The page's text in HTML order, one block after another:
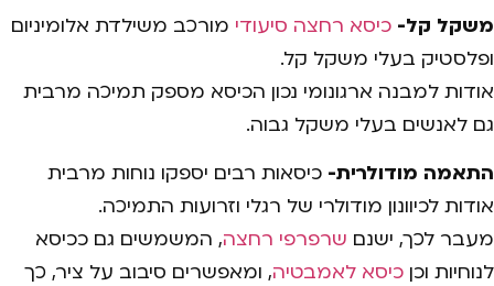
משקל קל- כיסא רחצה סיעודי מורכב משילדת אלומיניום
ופלסטיק בעלי משקל קל.
אודות למבנה ארגונומי נכון הכיסא מספק תמיכה מרבית
גם לאנשים בעלי משקל גבוה.
התאמה מודולרית- כיסאות רבים יספקו נוחות מרבית
אודות לכיוונון מודולרי של רגלי וזרועות התמיכה.
מעבר לכך, ישנם שרפרפי רחצה, המשמשים גם ככיסא
לנוחיות וכן כיסא לאמבטיה, ומאפשרים סיבוב על ציר, כך